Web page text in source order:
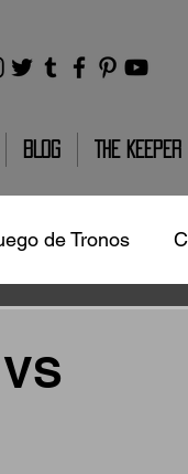
BLOG THE KEEPER
de Tronos